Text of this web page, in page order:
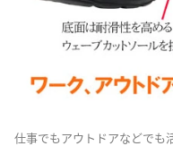
仕事でもアウトドアなどでも